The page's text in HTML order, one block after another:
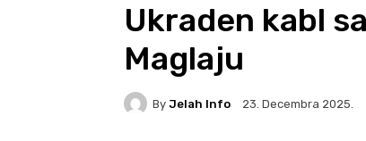
Ukraden kabl
Maglaju
By Jelah Info 23. Decembra 2025.